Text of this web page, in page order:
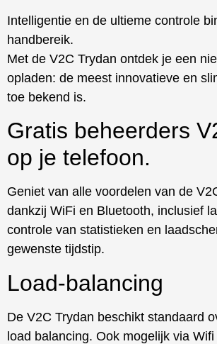
Intelligentie en de ultieme controle
handbereik.
Met de V2C Trydan ontdek je een
opladen: de meest innovatieve en
toe bekend is.
Gratis beheerders
op je telefoon.
Geniet van alle voordelen van de
dankzij WiFi en Bluetooth, inclusief
controle van statistieken en
gewenste tijdstip.
Load-balancing
De V2C Trydan beschikt standaard
load balancing. Ook mogelijk via Wifi